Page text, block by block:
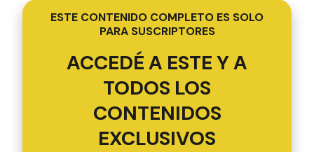
ESTE CONTENIDO COMPLETO ES SOLO
PARA SUSCRIPTORES
ACCEDÉ A ESTE Y A
TODOS LOS
CONTENIDOS
EXCLUSIVOS